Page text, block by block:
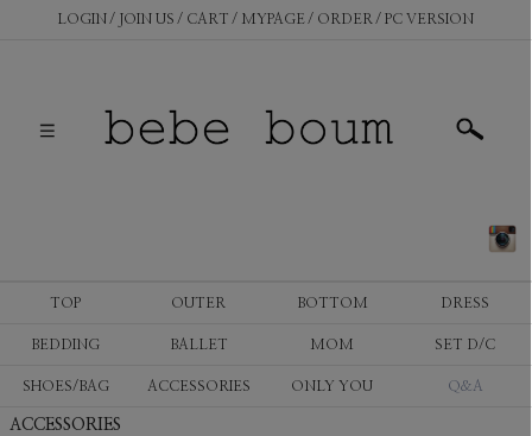
LOGIN JOIN US CART MYPAGE ORDER PC VERSION
TOP OUTER BOTTOM DRESS
BEDDING BALLET MOM SET D/C
SHOES/BAG ACCESSORIES ONLY YOU Q&A
ACCESSORIES